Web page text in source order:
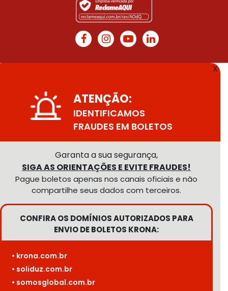
X
ATENÇÃO:
IDENTIFICAMOS
FRAUDES EM BOLETOS
Garanta a sua segurança,
SIGA AS ORIENTAÇÕES E EVITE FRAUDES!
Pague boletos apenas nos canais oficiais e não
compartilhe seus dados com terceiros.
CONFIRA OS DOMÍNIOS AUTORIZADOS PARA
ENVIO DE BOLETOS KRONA:
• krona.com.br
• soliduz.com.br
• somosglobal.com.br